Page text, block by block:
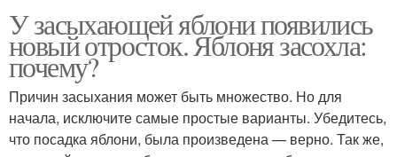
У засыхающей яблони появились
новый отросток. Яблоня засохла:
почему?
Причин засыхания может быть множество. Но для
начала, исключите самые простые варианты. Убедитесь,
что посадка яблони, была произведена — верно. Так же,